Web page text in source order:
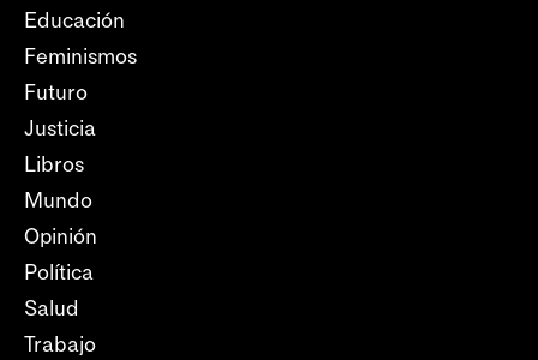
Educación
Feminismos
Futuro
Justicia
Libros
Mundo
Opinión
Política
Salud
Trabajo